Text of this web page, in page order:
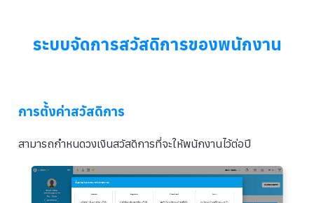
ระบบจัดการสวัสดิการของพนักงาน
การตั้งค่าสวัสดิการ
สามารถกำหนดวงเงินสวัสดิการที่จะให้พนักงานไว้ต่อปี